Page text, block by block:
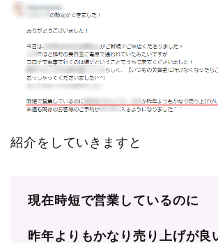
紹介をしていきますと
現在時短で営業しているのに
昨年よりもかなり売り上げが良